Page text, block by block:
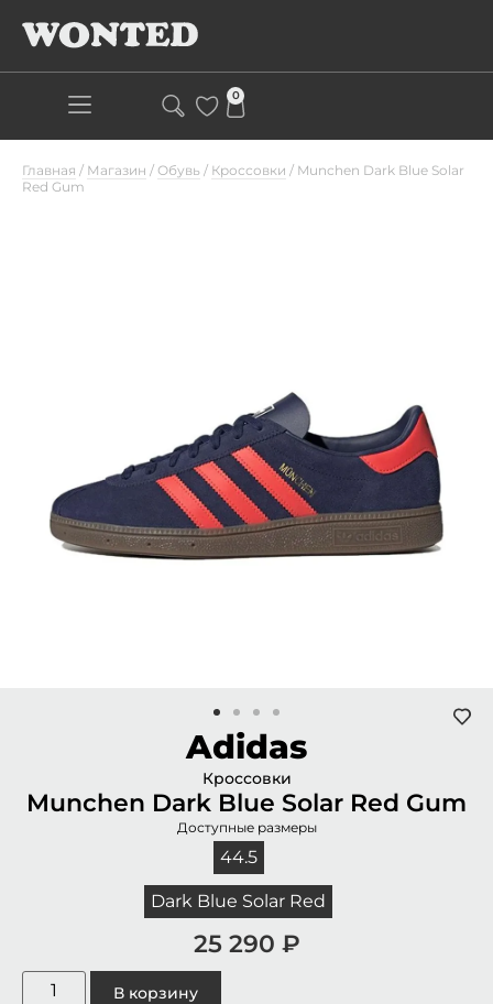
0
Главная / Магазин / Обувь / Кроссовки / Munchen Dark Blue Solar
Red Gum
Adidas
Кроссовки
Munchen Dark Blue Solar Red Gum
Доступные размеры
44.5
Dark Blue Solar Red
25 290 ₽
В корзину